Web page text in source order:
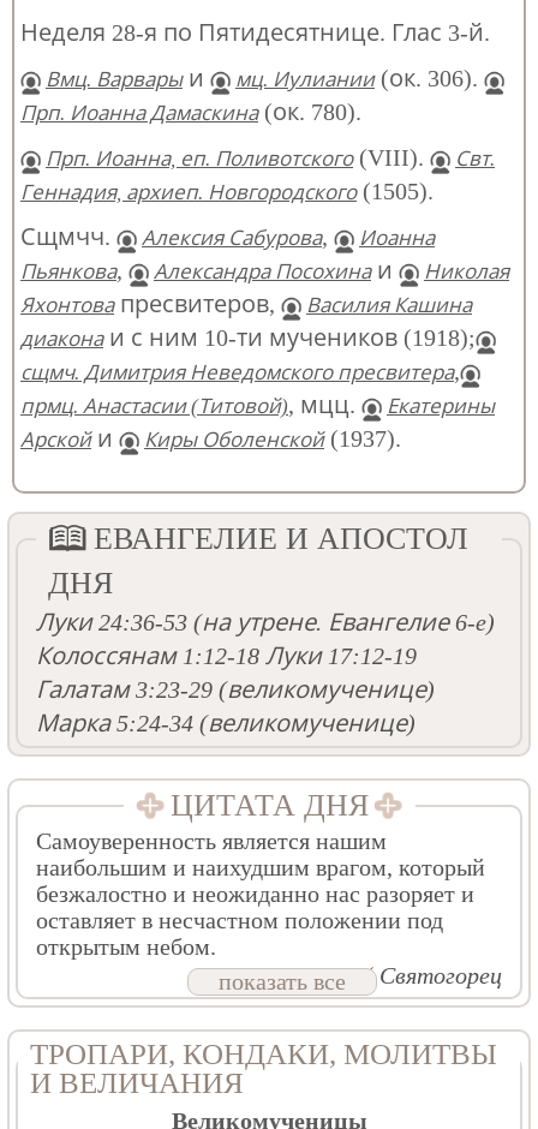
Неделя 28-я по Пятидесятнице. Глас 3-й.
Вмц. Варварыи мц. Иулиании(ок. 306).
Прп. Иоанна Дамаскина(ок. 780).
Прп. Иоанна, еп. Поливотского(VIII).
Свт.
Геннадия, архиеп. Новгородского(1505).
Сщмчч.
Алексия Сабурова,
Иоанна
Пьянкова, Александра Посохинаи
Николая
Яхонтовапресвитеров,
Василия Кашина
диаконаи с ним 10-ти мучеников (1918);
сщмч. Димитрия Неведомского пресвитера,
прмц. Анастасии (Титовой), мцц.
Екатерины
Арскойи Киры Оболенской(1937).
ЕВАНГЕЛИЕ И АПОСТОЛ
ДНЯ
Луки 24:36-53(на утрене. Евангелие 6-e)
Колоссянам 1:12-18 Луки 17:12-19
Галатам 3:23-29(великомученице)
Марка 5:24-34(великомученице)
ЦИТАТА ДНЯ
Самоуверенность является нашим
наибольшим и наихудшим врагом, который
безжалостно и неожиданно нас разоряет и
оставляет в несчастном положении под
открытым небом.
Прп. Паисий Святогорец
показать все
ТРОПАРИ, КОНДАКИ, МОЛИТВЫ
И ВЕЛИЧАНИЯ
Великомученицы